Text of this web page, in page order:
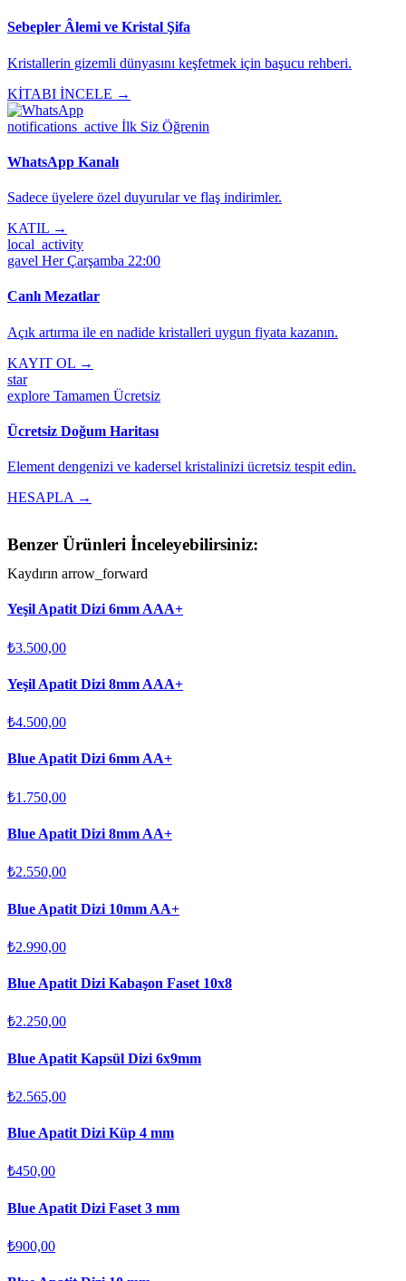
Sebepler Âlemi ve Kristal Şifa
Kristallerin gizemli dünyasını keşfetmek için başucu rehberi.
KİTABI İNCELE →
notifications_active İlk Siz Öğrenin
WhatsApp Kanalı
Sadece üyelere özel duyurular ve flaş indirimler.
KATIL →
local_activity
gavel Her Çarşamba 22:00
Canlı Mezatlar
Açık artırma ile en nadide kristalleri uygun fiyata kazanın.
KAYIT OL →
star
explore Tamamen Ücretsiz
Ücretsiz Doğum Haritası
Element dengenizi ve kadersel kristalinizi ücretsiz tespit edin.
HESAPLA →
Benzer Ürünleri İnceleyebilirsiniz:
Kaydırın arrow_forward
Yeşil Apatit Dizi 6mm AAA+
₺3.500,00
Yeşil Apatit Dizi 8mm AAA+
₺4.500,00
Blue Apatit Dizi 6mm AA+
₺1.750,00
Blue Apatit Dizi 8mm AA+
₺2.550,00
Blue Apatit Dizi 10mm AA+
₺2.990,00
Blue Apatit Dizi Kabaşon Faset 10x8
₺2.250,00
Blue Apatit Kapsül Dizi 6x9mm
₺2.565,00
Blue Apatit Dizi Küp 4 mm
₺450,00
Blue Apatit Dizi Faset 3 mm
₺900,00